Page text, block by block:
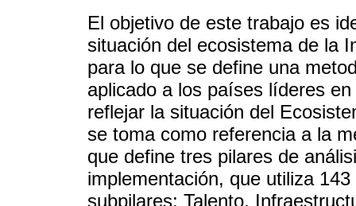
El objetivo de este trabajo es
situación del ecosistema de la
para lo que se define una
aplicado a los países líderes
reflejar la situación del
se toma como referencia a la
que define tres pilares de
implementación, que utiliza
subpilares: Talento,